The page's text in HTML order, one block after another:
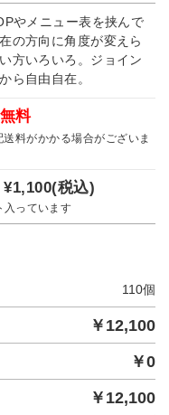
やメニュー表を挟んで
の方向に角度が変えら
方いろいろ。ジョイン
ら自由自在。
料
料がかかる場合がございま
¥1,100(税込)
入っています
110個
￥ 12,100
￥0
￥ 12,100